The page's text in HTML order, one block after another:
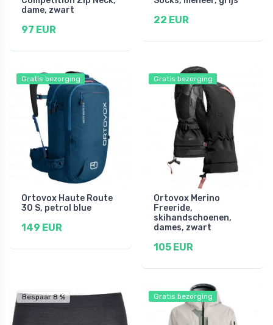
dame, zwart
97 EUR
22 EUR
Gratis bezorging
Ortovox Haute Route
30 S, petrol blue
149 EUR
Gratis bezorging
Ortovox Merino
Freeride,
skihandschoenen,
dames, zwart
105 EUR
Bespaar 8 % Gratis bezorging